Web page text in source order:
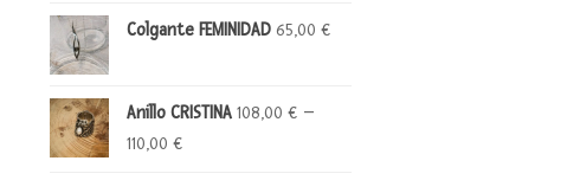
Colgante FEMINIDAD 65,00€
Anillo CRISTINA 108,00€ –
110,00€